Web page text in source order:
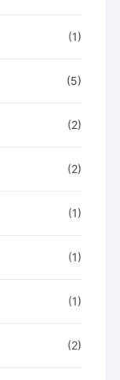
(1)
(5)
(2)
(2)
(1)
(1)
(1)
(2)